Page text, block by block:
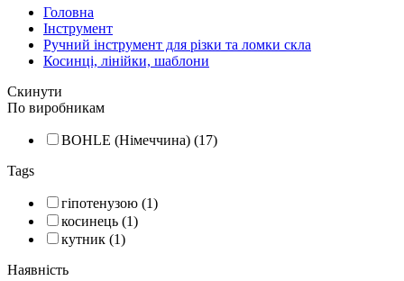
Головна
Інструмент
Ручний інструмент для різки та ломки скла
Косинці, лінійки, шаблони
Скинути
По виробникам
BOHLE (Німеччина) (17)
Tags
гіпотенузою (1)
косинець (1)
кутник (1)
Наявність